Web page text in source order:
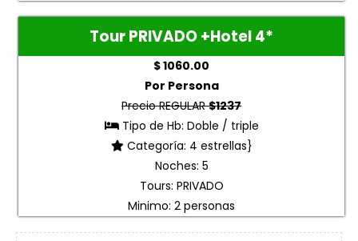
Tour PRIVADO +Hotel 4*
$ 1060.00
Por Persona
Precio REGULAR$1237
Tipo de Hb: Doble / triple
Categoría: 4 estrellas}
Noches: 5
Tours: PRIVADO
Minimo: 2 personas